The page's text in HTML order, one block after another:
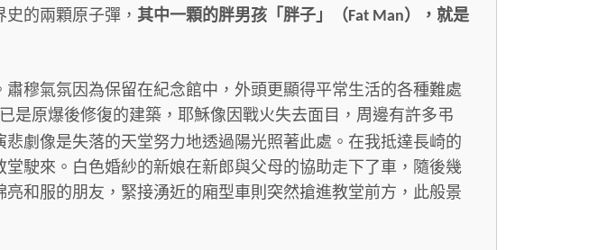
的兩顆原子彈， 其中一顆的胖男孩「胖子」（ Fat Man），就是
穆氣氛因為保留在紀念館中，外頭更顯得平常生活的各種難處
是原爆後修復的建築，耶穌像因戰火失去面目，周邊有許多弔
劇像是失落的天堂努力地透過陽光照著此處。在我抵達長崎的
駛來。白色婚紗的新娘在新郎與父母的協助走下了車，隨後幾
和服的朋友，緊接湧近的廂型車則突然搶進教堂前方，此般景